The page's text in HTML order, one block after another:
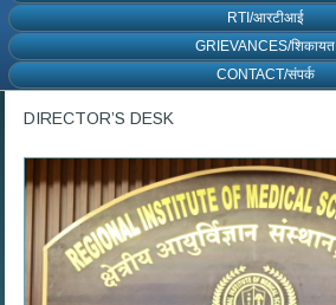
RTI/आरटीआई
GRIEVANCES/शिकायत
CONTACT/संपर्क
DIRECTOR’S DESK